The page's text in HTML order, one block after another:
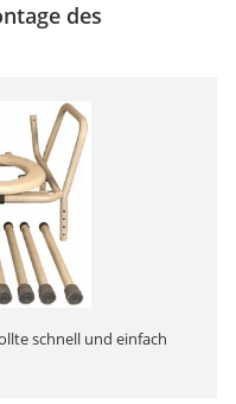
des
schnell und einfach